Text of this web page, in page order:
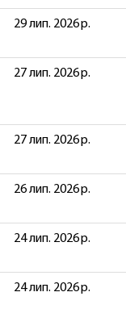
29 лип. 2026 р.
27 лип. 2026 р.
27 лип. 2026 р.
26 лип. 2026 р.
24 лип. 2026 р.
24 лип. 2026 р.